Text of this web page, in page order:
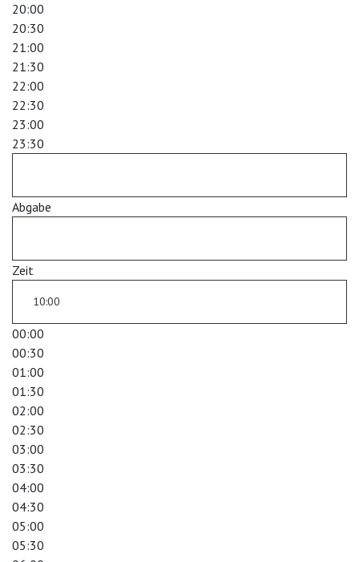
20:00
20:30
21:00
21:30
22:00
22:30
23:00
23:30
Abgabe
Zeit
00:00
00:30
01:00
01:30
02:00
02:30
03:00
03:30
04:00
04:30
05:00
05:30